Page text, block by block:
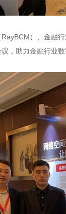
）、金融
，助力金融行业